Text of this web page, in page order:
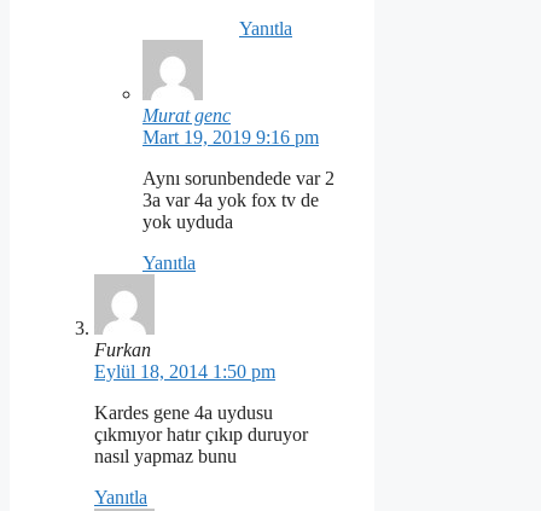
Yanıtla
Murat genc
Mart 19, 2019 9:16 pm
Aynı sorunbendede var 2
3a var 4a yok fox tv de
yok uyduda
Yanıtla
Furkan
Eylül 18, 2014 1:50 pm
Kardes gene 4a uydusu
çıkmıyor hatır çıkıp duruyor
nasıl yapmaz bunu
Yanıtla